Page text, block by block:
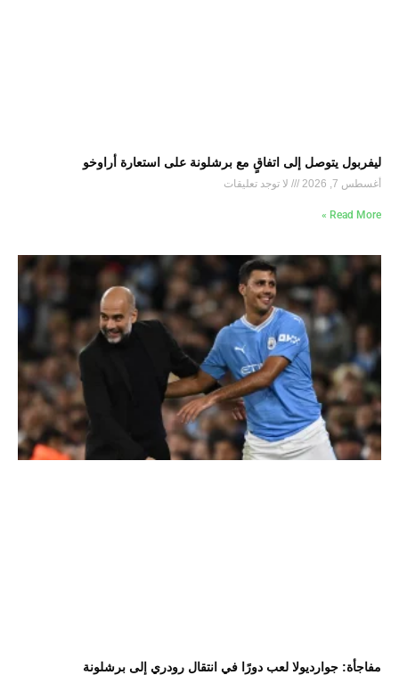
ليفربول يتوصل إلى اتفاقٍ مع برشلونة على استعارة أراوخو
أغسطس 7, 2026 لا توجد تعليقات
Read More »
مفاجأة: جوارديولا لعب دورًا في انتقال رودري إلى برشلونة